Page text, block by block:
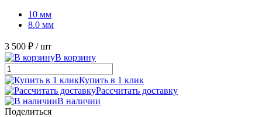
10 мм
8.0 мм
3 500 ₽ / шт
В корзину
Купить в 1 клик
Рассчитать доставку
В наличии
Поделиться